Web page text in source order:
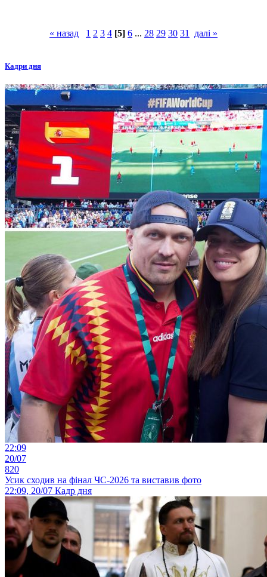
« назад 1 2 3 4 [5] 6 ... 28 29 30 31 далі »
Кадри дня
22:09
20/07
820
Усик сходив на фінал ЧС-2026 та виставив фото
22:09, 20/07 Кадр дня